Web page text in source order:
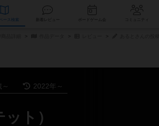
データベース
2022年～
ト）